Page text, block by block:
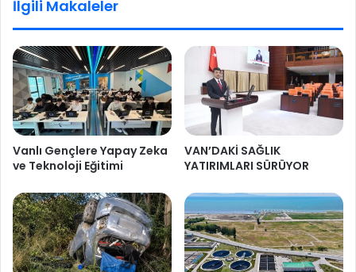
İlgili Makaleler
Vanlı Gençlere Yapay Zeka
ve Teknoloji Eğitimi
VAN’DAKİ SAĞLIK
YATIRIMLARI SÜRÜYOR